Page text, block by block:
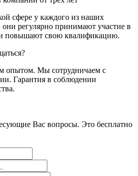
сфере у каждого из наших
они регулярно принимают участие в
и повышают свою квалификацию.
опытом. Мы сотрудничаем с
Гарантия в соблюдении
Вас вопросы. Это бесплатно